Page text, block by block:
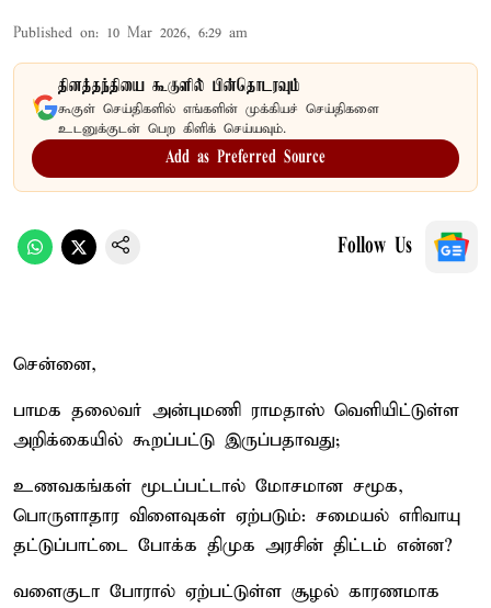
Published on: 10 Mar 2026, 6:29 am
தினத்தந்தியை கூகுளில் பின்தொடரவும்
கூகுள் செய்திகளில் எங்களின் முக்கியச் செய்திகளை
உடனுக்குடன் பெற கிளிக் செய்யவும்.
Add as Preferred Source
Follow Us
சென்னை,
பாமக தலைவர் அன்புமணி ராமதாஸ் வெளியிட்டுள்ள
அறிக்கையில் கூறப்பட்டு இருப்பதாவது;
உணவகங்கள் மூடப்பட்டால் மோசமான சமூக,
பொருளாதார விளைவுகள் ஏற்படும்: சமையல் எரிவாயு
தட்டுப்பாட்டை போக்க திமுக அரசின் திட்டம் என்ன?
வளைகுடா போரால் ஏற்பட்டுள்ள சூழல் காரணமாக